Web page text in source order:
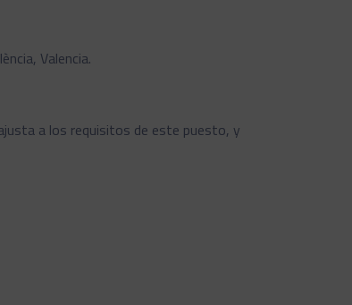
Valencia.
a los requisitos de este puesto, y